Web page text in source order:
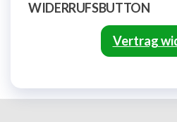
WIDERRUFSBUTTON
Vertrag